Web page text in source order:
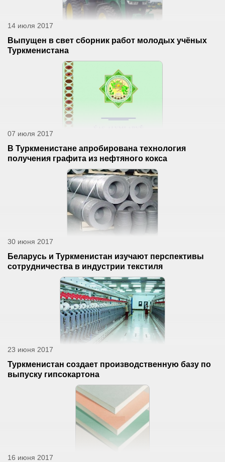
14 июля 2017
Выпущен в свет сборник работ молодых учёных
Туркменистана
07 июля 2017
В Туркменистане апробирована технология
получения графита из нефтяного кокса
30 июня 2017
Беларусь и Туркменистан изучают перспективы
сотрудничества в индустрии текстиля
23 июня 2017
Туркменистан создает производственную базу по
выпуску гипсокартона
16 июня 2017